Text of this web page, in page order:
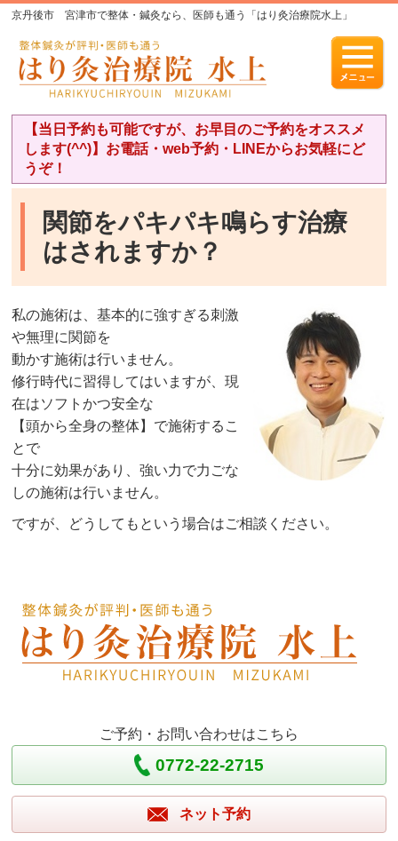
京丹後市 宮津市で整体・鍼灸なら、医師も通う「はり灸治療院水上」
【当日予約も可能ですが、お早目のご予約をオススメ
します(^^)】お電話・web予約・LINEからお気軽にど
うぞ！
関節をパキパキ鳴らす治療
はされますか？
私の施術は、基本的に強すぎる刺激
や無理に関節を
動かす施術は行いません。
修行時代に習得してはいますが、現
在はソフトかつ安全な
【頭から全身の整体】で施術するこ
とで
十分に効果があり、強い力で力ごな
しの施術は行いません。
ですが、どうしてもという場合はご相談ください。
ご予約・お問い合わせはこちら
0772-22-2715
ネット予約